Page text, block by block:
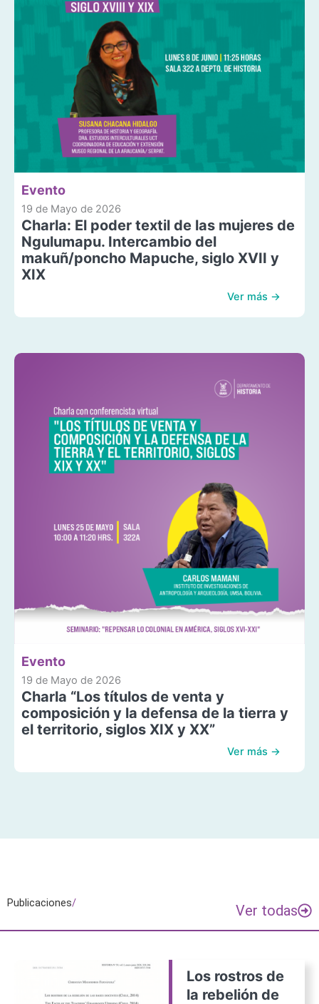
Evento
19 de Mayo de 2026
Charla: El poder textil de las mujeres de
Ngulumapu. Intercambio del
makuñ/poncho Mapuche, siglo XVII y
XIX
Ver más →
Evento
19 de Mayo de 2026
Charla “Los títulos de venta y
composición y la defensa de la tierra y
el territorio, siglos XIX y XX”
Ver más →
Publicaciones/ Ver todas
Los rostros de
la rebelión de